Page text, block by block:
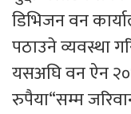
डिभिजन वन
पठाउने व्यवस्था
यसअघि वन ऐन
रुपैया“सम्म